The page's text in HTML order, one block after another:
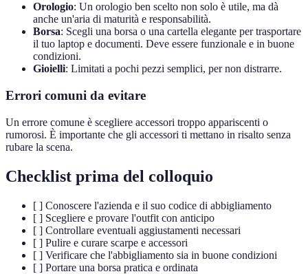
Orologio: Un orologio ben scelto non solo è utile, ma dà
anche un'aria di maturità e responsabilità.
Borsa: Scegli una borsa o una cartella elegante per trasportare
il tuo laptop e documenti. Deve essere funzionale e in buone
condizioni.
Gioielli: Limitati a pochi pezzi semplici, per non distrarre.
Errori comuni da evitare
Un errore comune è scegliere accessori troppo appariscenti o
rumorosi. È importante che gli accessori ti mettano in risalto senza
rubare la scena.
Checklist prima del colloquio
[ ] Conoscere l'azienda e il suo codice di abbigliamento
[ ] Scegliere e provare l'outfit con anticipo
[ ] Controllare eventuali aggiustamenti necessari
[ ] Pulire e curare scarpe e accessori
[ ] Verificare che l'abbigliamento sia in buone condizioni
[ ] Portare una borsa pratica e ordinata